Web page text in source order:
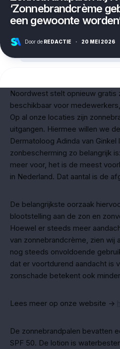
‘Zonnebrandcrème
een gewoonte
Door de REDACTIE · 20 MEI 2026
Noordwest stelt opnieuw gratis
beschikbaar voor
Op al onze locaties zijn
uitgangen. Hiermee willen we
Dermatoloog Adinda van
zonbescherming zo belangrijk
meer voor, het is de meest
in Nederland. Dat aantal is de
De belangrijkste oorzaak
blootstelling aan de zon en
Hoewel er steeds meer
van zonnebrandcrème, zien wij
nog steeds onvoldoende
dat er voortdurend aandacht is
zonschade betekent ook
Lees meer op onze website ->
De zonnebrandpalen bevatten
SPF 50. De lotion is